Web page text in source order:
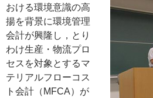
おける環境意識の高
揚を背景に環境管理
会計が興隆し，とり
わけ生産・物流プロ
セスを対象とするマ
テリアルフローコス
ト会計（MFCA）が